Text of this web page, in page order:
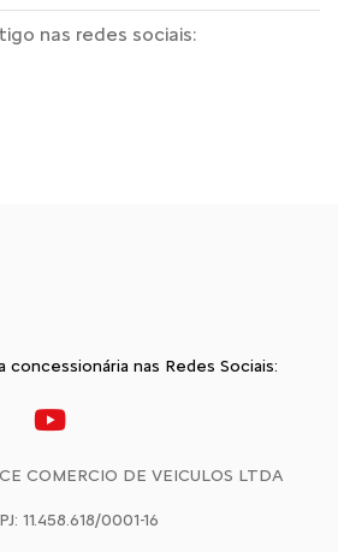
nas redes sociais:
concessionária nas Redes Sociais:
COMERCIO DE VEICULOS LTDA
11.458.618/0001-16